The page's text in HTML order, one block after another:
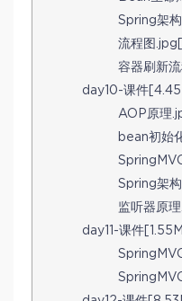
Spring架
流程图
容器刷新
day10-课件
AOP原理
bean初始
Spring架
监听器原
day11-课件[1.55M]